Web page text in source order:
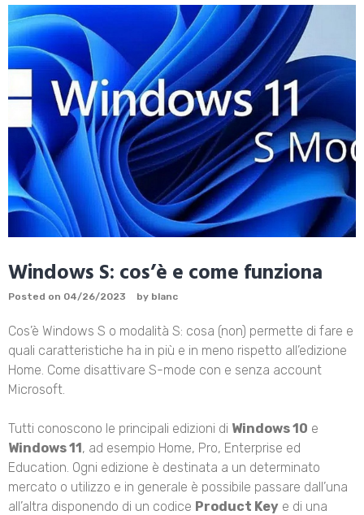
Windows S: cos’è e come funziona
Posted on 04/26/2023 by blanc
Cos’è Windows S o modalità S: cosa (non) permette di fare e
quali caratteristiche ha in più e in meno rispetto all’edizione
Home. Come disattivare S-mode con e senza account
Microsoft.
Tutti conoscono le principali edizioni di Windows 10 e
Windows 11, ad esempio Home, Pro, Enterprise ed
Education. Ogni edizione è destinata a un determinato
mercato o utilizzo e in generale è possibile passare dall’una
all’altra disponendo di un codice Product Key e di una